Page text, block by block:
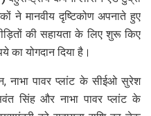
ने मानवीय दृष्टिकोण अपनाते हुए
की सहायता के लिए शुरू किए
का योगदान दिया है।
नाभा पावर प्लांट के सीईओ सुरेश
सिंह और नाभा पावर प्लांट के